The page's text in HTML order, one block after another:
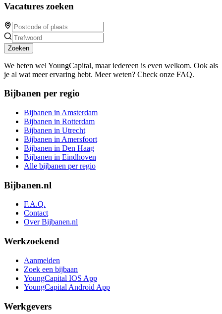
Vacatures zoeken
Zoeken
We heten wel YoungCapital, maar iedereen is even welkom. Ook als
je al wat meer ervaring hebt. Meer weten? Check onze FAQ.
Bijbanen per regio
Bijbanen in Amsterdam
Bijbanen in Rotterdam
Bijbanen in Utrecht
Bijbanen in Amersfoort
Bijbanen in Den Haag
Bijbanen in Eindhoven
Alle bijbanen per regio
Bijbanen.nl
F.A.Q.
Contact
Over Bijbanen.nl
Werkzoekend
Aanmelden
Zoek een bijbaan
YoungCapital IOS App
YoungCapital Android App
Werkgevers